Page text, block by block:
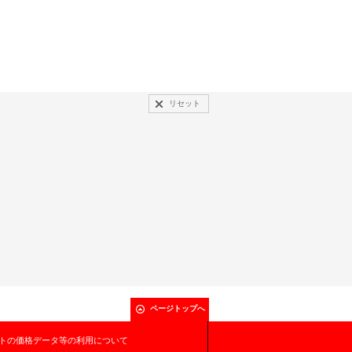
リセット
ページトップへ
の価格データ等の利用について